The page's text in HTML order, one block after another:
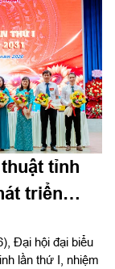
tỉnh
triển
Đại hội đại biểu
lần thứ I, nhiệm